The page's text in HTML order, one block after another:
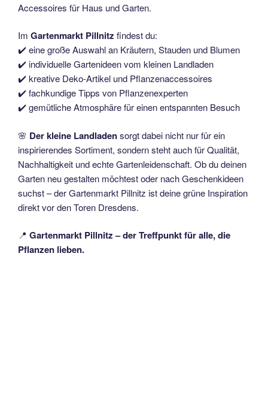
Accessoires für Haus und Garten.
Im Gartenmarkt Pillnitz findest du:
✔️ eine große Auswahl an Kräutern, Stauden und Blumen
✔️ individuelle Gartenideen vom kleinen Landladen
✔️ kreative Deko-Artikel und Pflanzenaccessoires
✔️ fachkundige Tipps von Pflanzenexperten
✔️ gemütliche Atmosphäre für einen entspannten Besuch
🌸 Der kleine Landladensorgt dabei nicht nur für ein
inspirierendes Sortiment, sondern steht auch für Qualität,
Nachhaltigkeit und echte Gartenleidenschaft. Ob du deinen
Garten neu gestalten möchtest oder nach Geschenkideen
suchst – der Gartenmarkt Pillnitz ist deine grüne Inspiration
direkt vor den Toren Dresdens.
📍 Gartenmarkt Pillnitz – der Treffpunkt für alle, die
Pflanzen lieben.